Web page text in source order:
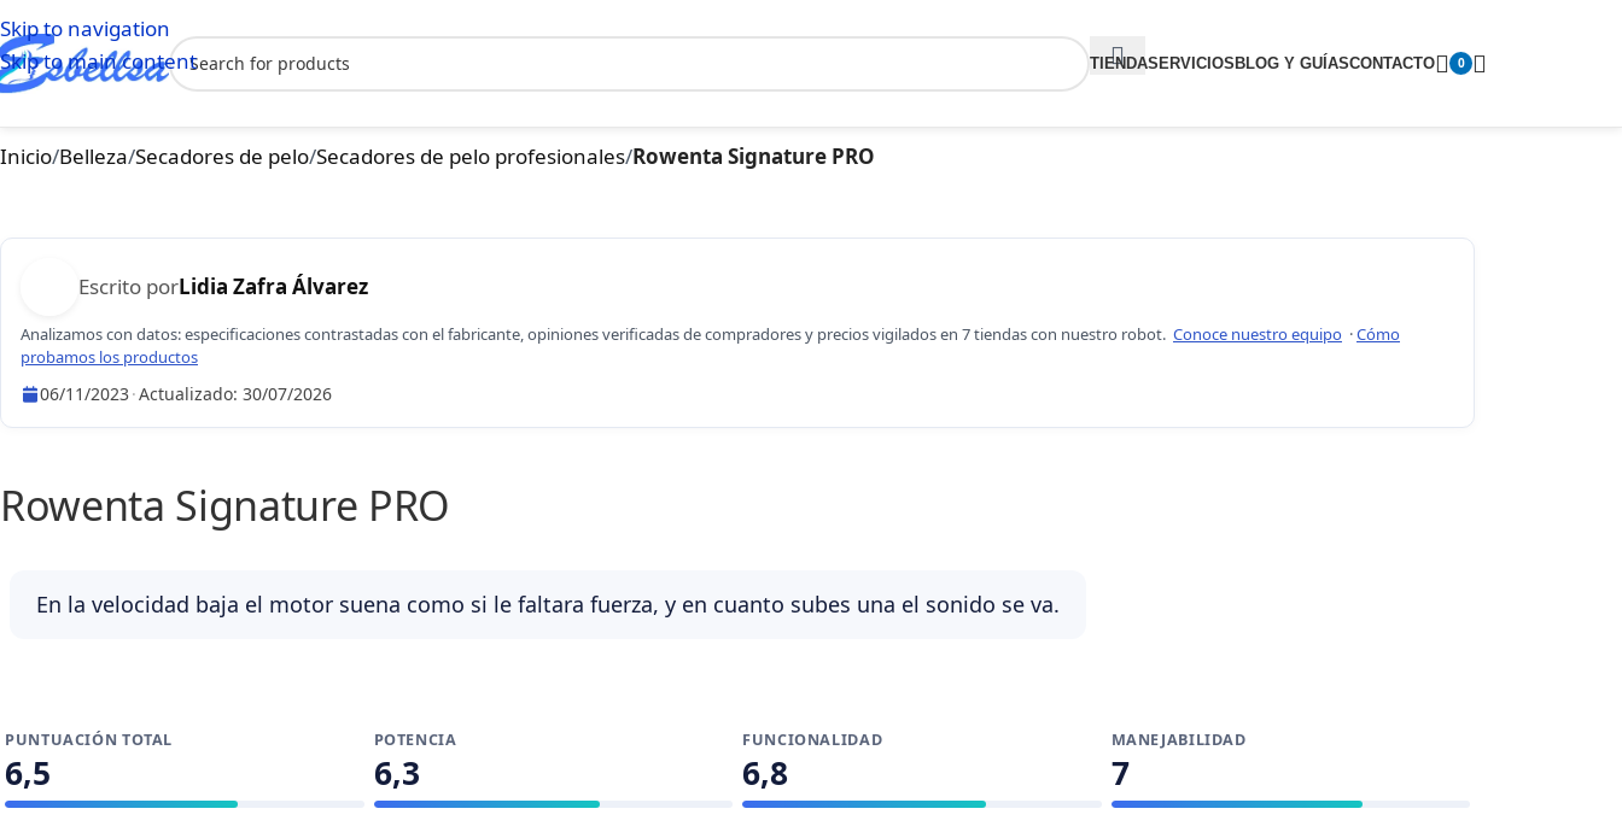
Skip to navigation
Skip to main content
TIENDASERVICIOSBLOG Y GUÍASCONTACTO 0
Inicio/Belleza/Secadores de pelo/Secadores de pelo profesionales/Rowenta Signature PRO
Escrito porLidia Zafra Álvarez
Analizamos con datos: especificaciones contrastadas con el fabricante, opiniones verificadas de compradores y precios vigilados en 7 tiendas con nuestro robot. Conoce nuestro equipo ·Cómo
probamos los productos
06/11/2023·Actualizado: 30/07/2026
Rowenta Signature PRO
En la velocidad baja el motor suena como si le faltara fuerza, y en cuanto subes una el sonido se va.
PUNTUACIÓN TOTAL
6,5
POTENCIA
6,3
FUNCIONALIDAD
6,8
MANEJABILIDAD
7